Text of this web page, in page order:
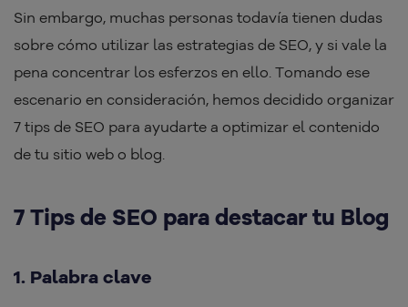
Sin embargo, muchas personas todavía tienen dudas
sobre cómo utilizar las estrategias de SEO, y si vale la
pena concentrar los esferzos en ello. Tomando ese
escenario en consideración, hemos decidido organizar
7 tips de SEO para ayudarte a optimizar el contenido
de tu sitio web o blog.
7 Tips de SEO para destacar tu Blog
1. Palabra clave